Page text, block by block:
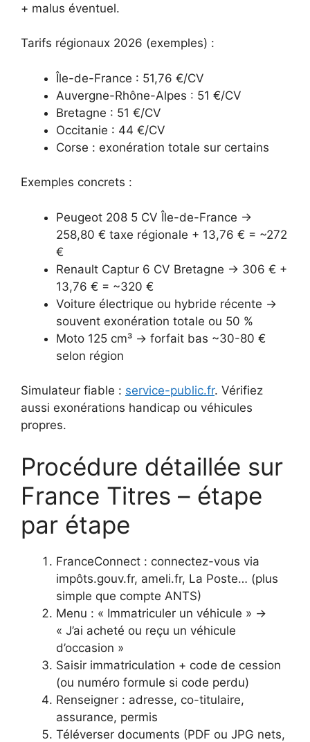
+ malus éventuel.
Tarifs régionaux 2026 (exemples) :
Île-de-France : 51,76 €/CV
Auvergne-Rhône-Alpes : 51 €/CV
Bretagne : 51 €/CV
Occitanie : 44 €/CV
Corse : exonération totale sur certains
Exemples concrets :
Peugeot 208 5 CV Île-de-France →
258,80 € taxe régionale + 13,76 € = ~272
€
Renault Captur 6 CV Bretagne → 306 € +
13,76 € = ~320 €
Voiture électrique ou hybride récente →
souvent exonération totale ou 50 %
Moto 125 cm³ → forfait bas ~30-80 €
selon région
Simulateur fiable : service-public.fr. Vérifiez
aussi exonérations handicap ou véhicules
propres.
Procédure détaillée sur
France Titres – étape
par étape
FranceConnect : connectez-vous via
impôts.gouv.fr, ameli.fr, La Poste… (plus
simple que compte ANTS)
Menu : « Immatriculer un véhicule » →
« J’ai acheté ou reçu un véhicule
d’occasion »
Saisir immatriculation + code de cession
(ou numéro formule si code perdu)
Renseigner : adresse, co-titulaire,
assurance, permis
Téléverser documents (PDF ou JPG nets,